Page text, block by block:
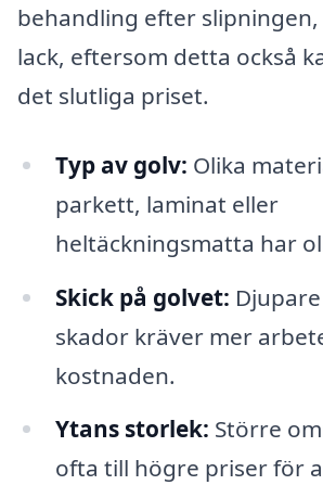
behandling efter
lack, eftersom detta också
det slutliga priset.
Typ av golv: Olika
parkett, laminat eller
heltäckningsmatta har
Skick på golvet:
skador kräver mer
kostnaden.
Ytans storlek: Större
ofta till högre priser för